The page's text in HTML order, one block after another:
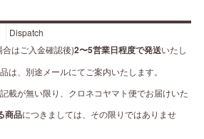
Dispatch
はご入金確認後)2〜5営業日程度で発送いたし
は、別途メールにてご案内いたします。
載が無い限り、クロネコヤマト便でお届けいた
商品につきましては、その限りではありませ